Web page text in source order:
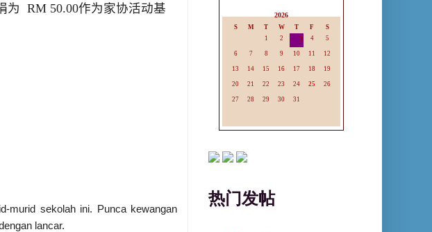
为 RM 50.00作为家协活动基
murid sekolah ini. Punca kewangan
lancar.
2026
S M T W T F
S
1
2 3 4 5
6 7 8 9 10 11 12
13 14 15 16 17 18 19
20 21 22 23 24 25 26
27 28 29 30 31
热门发帖